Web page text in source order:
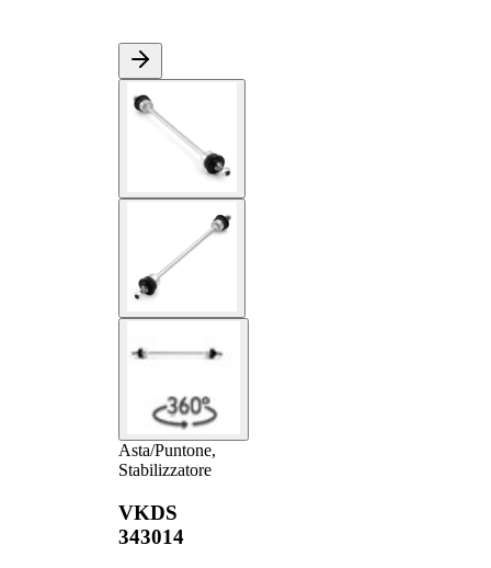
Asta/Puntone,
Stabilizzatore
VKDS
343014